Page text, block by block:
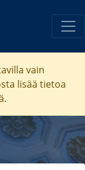
vain
lisää tietoa